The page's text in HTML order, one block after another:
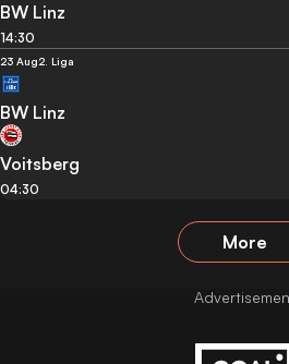
BW Linz
14:30
23 Aug2. Liga
BW Linz
Voitsberg
04:30
More